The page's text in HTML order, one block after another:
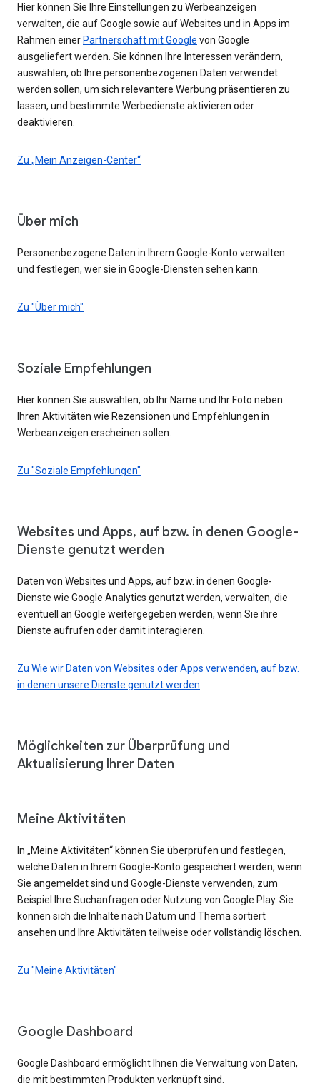
Hier können Sie Ihre Einstellungen zu Werbeanzeigen
verwalten, die auf Google sowie auf Websites und in Apps im
Rahmen einer Partnerschaft mit Google von Google
ausgeliefert werden. Sie können Ihre Interessen verändern,
auswählen, ob Ihre personenbezogenen Daten verwendet
werden sollen, um sich relevantere Werbung präsentieren zu
lassen, und bestimmte Werbedienste aktivieren oder
deaktivieren.
Zu „Mein Anzeigen-Center“
Über mich
Personenbezogene Daten in Ihrem Google-Konto verwalten
und festlegen, wer sie in Google-Diensten sehen kann.
Zu "Über mich"
Soziale Empfehlungen
Hier können Sie auswählen, ob Ihr Name und Ihr Foto neben
Ihren Aktivitäten wie Rezensionen und Empfehlungen in
Werbeanzeigen erscheinen sollen.
Zu "Soziale Empfehlungen"
Websites und Apps, auf bzw. in denen Google-
Dienste genutzt werden
Daten von Websites und Apps, auf bzw. in denen Google-
Dienste wie Google Analytics genutzt werden, verwalten, die
eventuell an Google weitergegeben werden, wenn Sie ihre
Dienste aufrufen oder damit interagieren.
Zu Wie wir Daten von Websites oder Apps verwenden, auf bzw.
in denen unsere Dienste genutzt werden
Möglichkeiten zur Überprüfung und
Aktualisierung Ihrer Daten
Meine Aktivitäten
In „Meine Aktivitäten“ können Sie überprüfen und festlegen,
welche Daten in Ihrem Google-Konto gespeichert werden, wenn
Sie angemeldet sind und Google-Dienste verwenden, zum
Beispiel Ihre Suchanfragen oder Nutzung von Google Play. Sie
können sich die Inhalte nach Datum und Thema sortiert
ansehen und Ihre Aktivitäten teilweise oder vollständig löschen.
Zu "Meine Aktivitäten"
Google Dashboard
Google Dashboard ermöglicht Ihnen die Verwaltung von Daten,
die mit bestimmten Produkten verknüpft sind.